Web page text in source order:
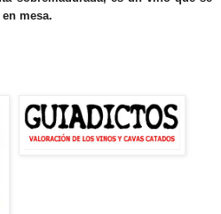
mesa.